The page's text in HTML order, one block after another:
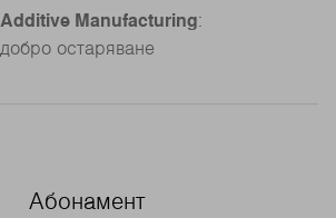
Additive Manufacturing:
добро остаряване
Абонамент